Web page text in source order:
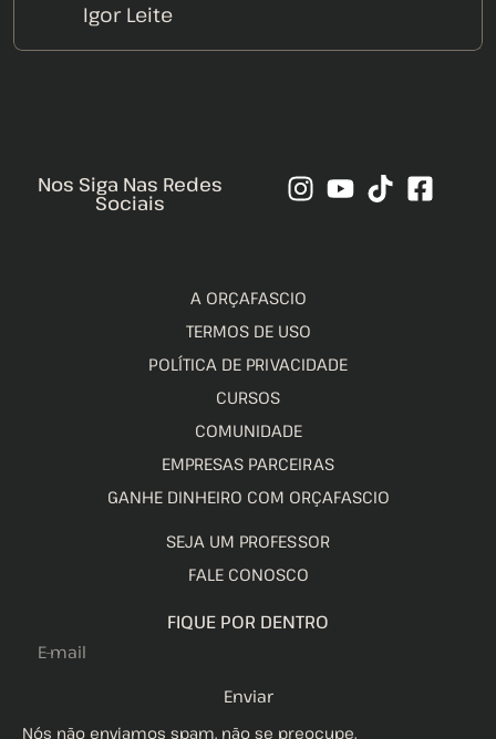
Igor Leite
Nos Siga Nas Redes
Sociais
A ORÇAFASCIO
TERMOS DE USO
POLÍTICA DE PRIVACIDADE
CURSOS
COMUNIDADE
EMPRESAS PARCEIRAS
GANHE DINHEIRO COM ORÇAFASCIO
SEJA UM PROFESSOR
FALE CONOSCO
FIQUE POR DENTRO
Enviar
Nós não enviamos spam, não se preocupe.